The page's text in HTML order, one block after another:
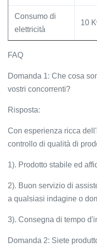
Consumo di
elettricità
10
FAQ
Domanda 1: Che cosa
vostri concorrenti?
Risposta:
Con esperienza ricca
controllo di qualità di
1). Prodotto stabile ed
2). Buon servizio di
a qualsiasi indagine o
3). Consegna di tempo
Domanda 2: Siete